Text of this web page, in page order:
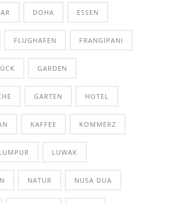
DOHA ESSEN
FLUGHAFEN FRANGIPANI
GARDEN
GARTEN HOTEL
KAFFEE KOMMERZ
LUWAK
NATUR NUSA DUA